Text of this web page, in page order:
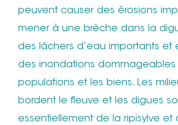
peuvent causer des érosions
mener à une brèche dans la
des lâchers d’eau importants et
des inondations dommageables
populations et les biens. Les
bordent le fleuve et les digues
essentiellement de la ripisylve et